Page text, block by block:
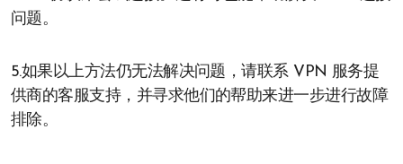
问题。
5.如果以上方法仍无法解决问题，请联系 VPN 服务提
供商的客服支持，并寻求他们的帮助来进一步进行故障
排除。